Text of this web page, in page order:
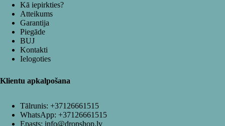
Kā iepirkties?
Atteikums
Garantija
Piegāde
BUJ
Kontakti
Ielogoties
Klientu apkalpošana
Tālrunis: +37126661515
WhatsApp: +37126661515
Epasts: info@dropshop.lv